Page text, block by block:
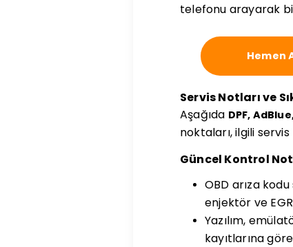
telefonu arayarak
Hemen
Servis Notları ve
Aşağıda DPF,
noktaları, ilgili
Güncel Kontrol
OBD arıza
enjektör ve
Yazılım,
kayıtlarına